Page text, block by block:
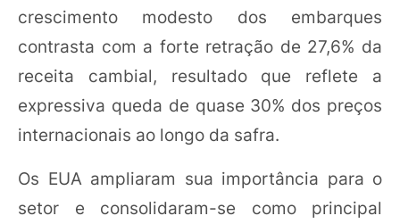
crescimento modesto dos embarques
contrasta com a forte retração de 27,6% da
receita cambial, resultado que reflete a
expressiva queda de quase 30% dos preços
internacionais ao longo da safra.
Os EUA ampliaram sua importância para o
setor e consolidaram-se como principal